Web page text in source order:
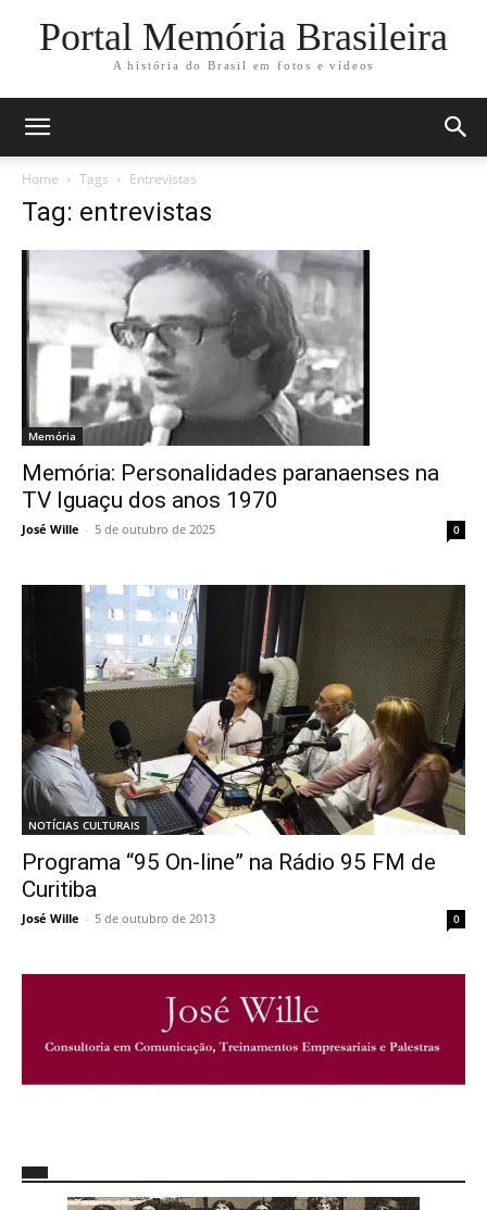
Portal Memória Brasileira
A história do Brasil em fotos e vídeos
Home Tags Entrevistas
Tag: entrevistas
Memória
Memória: Personalidades paranaenses na
TV Iguaçu dos anos 1970
José Wille - 5 de outubro de 2025 0
NOTÍCIAS CULTURAIS
Programa “95 On-line” na Rádio 95 FM de
Curitiba
José Wille - 5 de outubro de 2013 0